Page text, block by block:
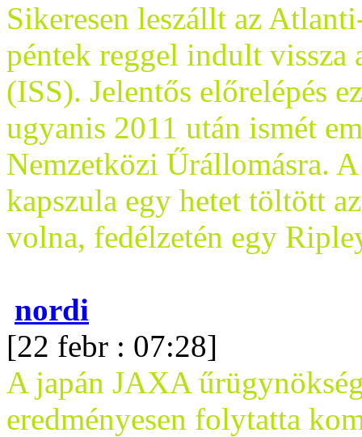
Sikeresen leszállt az
péntek reggel indult
(ISS). Jelentős előrelépés
ugyanis 2011 után ismét
Nemzetközi Űrállomásra.
kapszula egy hetet töltött
volna, fedélzetén egy
nordi
[22 febr : 07:28]
A japán JAXA
eredményesen folytatta